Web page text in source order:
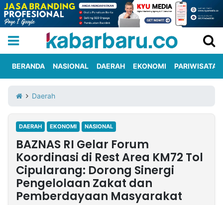
Iklan
Berita
Kami
Nasional
International
Olahraga
Entertainment
Daerah
Pariwisata
Kuliner
Kolom
Network
BERANDA NASIONAL DAERAH EKONOMI PARIWISATA
Daerah
DAERAH EKONOMI NASIONAL
BAZNAS RI Gelar Forum
Koordinasi di Rest Area KM72 Tol
Cipularang: Dorong Sinergi
Pengelolaan Zakat dan
Pemberdayaan Masyarakat